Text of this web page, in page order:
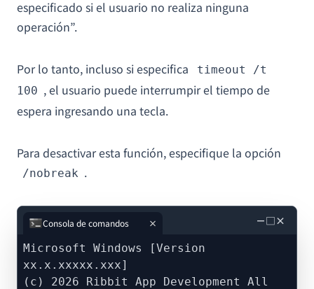
especificado si el usuario no realiza ninguna
operación”.
Por lo tanto, incluso si especifica
timeout /t
100 , el usuario puede interrumpir el tiempo de
espera ingresando una tecla.
Para desactivar esta función, especifique la opción
/nobreak .
－□×
Consola de comandos
Microsoft Windows [Version
xx.x.xxxxx.xxx]
(c) 2026 Ribbit App Development All